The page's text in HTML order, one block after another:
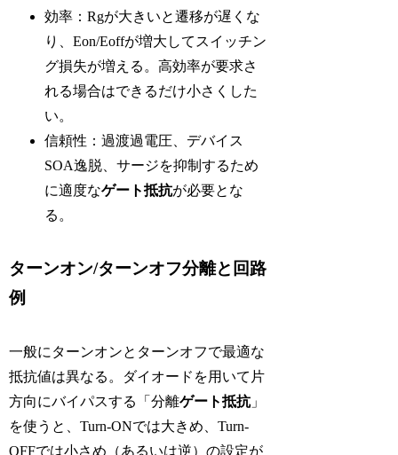
効率：Rgが大きいと遷移が遅くな
り、Eon/Eoffが増大してスイッチン
グ損失が増える。高効率が要求さ
れる場合はできるだけ小さくした
い。
信頼性：過渡過電圧、デバイス
SOA逸脱、サージを抑制するため
に適度なゲート抵抗が必要とな
る。
ターンオン/ターンオフ分離と回路
例
一般にターンオンとターンオフで最適な
抵抗値は異なる。ダイオードを用いて片
方向にバイパスする「分離ゲート抵抗」
を使うと、Turn-ONでは大きめ、Turn-
OFFでは小さめ（あるいは逆）の設定が